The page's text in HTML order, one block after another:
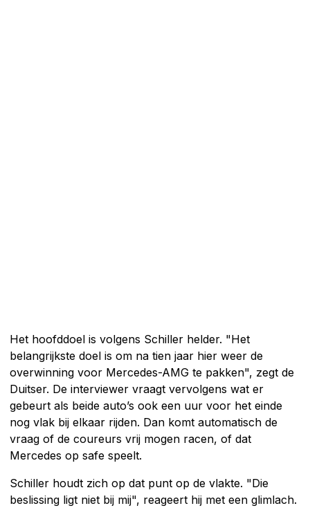
Het hoofddoel is volgens Schiller helder. "Het
belangrijkste doel is om na tien jaar hier weer de
overwinning voor Mercedes-AMG te pakken", zegt de
Duitser. De interviewer vraagt vervolgens wat er
gebeurt als beide auto’s ook een uur voor het einde
nog vlak bij elkaar rijden. Dan komt automatisch de
vraag of de coureurs vrij mogen racen, of dat
Mercedes op safe speelt.
Schiller houdt zich op dat punt op de vlakte. "Die
beslissing ligt niet bij mij", reageert hij met een glimlach.